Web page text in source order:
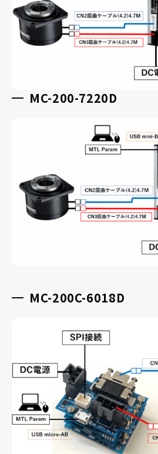
MC-200-7220D
MC-200C-6018D